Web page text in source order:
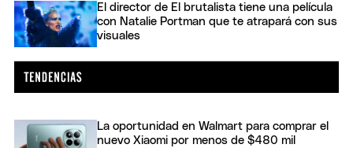
El director de El brutalista tiene una película
con Natalie Portman que te atrapará con sus
visuales
La oportunidad en Walmart para comprar el
nuevo Xiaomi por menos de $480 mil